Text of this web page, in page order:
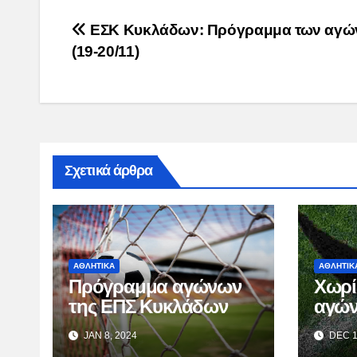
Post
navigation
ΕΣΚ Κυκλάδων: Πρόγραμμα των
(19-20/11)
Σχετικά άρθρα
ΑΘΛΗΤΙΚΑ
Πρόγραμμα αγώνων
της ΕΠΣ Κυκλάδων
JAN 8, 2024 DEC